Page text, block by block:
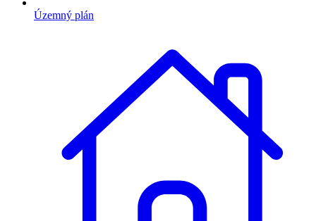
Územný plán